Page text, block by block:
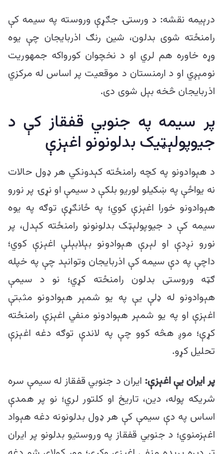
درېیمه نقشه: د ورستۍ جګړې وروسته په سیمه کې
رامنځته شوی بدلون، شین رنګ اذربایجان چې یوه
وړه خاوره هم لري او د نخچوان کورواکه جمهوریت
نومېږي او د ارمنستان د موقعیت پر اساس له مرکزي
اذربایجان څخه بېل شوی دی.
پر سیمه په جنوبي قفقاز کې د
جیوپولېټیک بدلونونو اغېزې
د هېوادونو په کچه رامنځته کېدونکي هر ډول حالات
نه یواځې په ښکیلو لوریو بلکې د سیمې او نړۍ پر نورو
هېوادونو خورا اغېزې کوي؛ په ځانګړې توګه په یوه
سیمه کې د جیوپولېټک بدلونونو رامنځته کېدل، پر
نورو نږدې او لېرې هېوادونو بېلابېلې اغېزې کوي؛
داچې په دې سیمه کې اذربایجان وتوانېد چې په خپله
ګټه وروستی بدلون رامنځته کړي؛ نو د سیمې
هېوادونو له ډلې یې په یو شمېر هېوادونو مثبتې
اغېزې او په یو شمېر هېوادونو منفي اغېزې رامنځته
کړې؛ موږ هڅه کوو چې په لاندې توګه دغه اغېزې
تحلیل کړو.
پر ایران یې اغېزې: ایران د جنوبي قفقاز له سیمې سره
شریکه پوله، دین، تاریخ او کلتور لري؛ نو پر همدې
اساس په دې سیمې کې هر ډول بدلونونه دغه هېواد
اغېزمنوي؛ د جنوبي قفقاز په وروستیو بدلونو پر ایران